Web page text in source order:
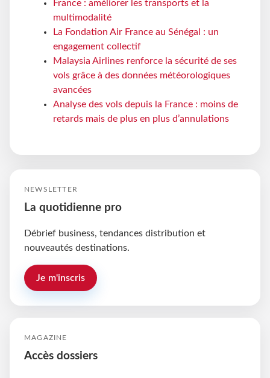
France : améliorer les transports et la
multimodalité
La Fondation Air France au Sénégal : un
engagement collectif
Malaysia Airlines renforce la sécurité de ses
vols grâce à des données météorologiques
avancées
Analyse des vols depuis la France : moins de
retards mais de plus en plus d’annulations
NEWSLETTER
La quotidienne pro
Débrief business, tendances distribution et
nouveautés destinations.
Je m'inscris
MAGAZINE
Accès dossiers